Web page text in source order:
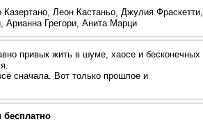
Леон Кастаньо, Джулия Фраскетти,
Грегори, Анита Марци
привык жить в шуме, хаосе и бесконечных
сначала. Вот только прошлое и
бесплатно